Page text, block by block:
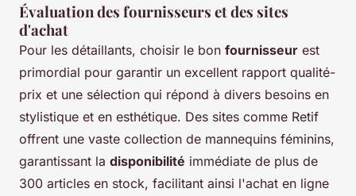
Évaluation des fournisseurs et des sites
d'achat
Pour les détaillants, choisir le bon fournisseur est
primordial pour garantir un excellent rapport qualité-
prix et une sélection qui répond à divers besoins en
stylistique et en esthétique. Des sites comme Retif
offrent une vaste collection de mannequins féminins,
garantissant la disponibilité immédiate de plus de
300 articles en stock, facilitant ainsi l'achat en ligne